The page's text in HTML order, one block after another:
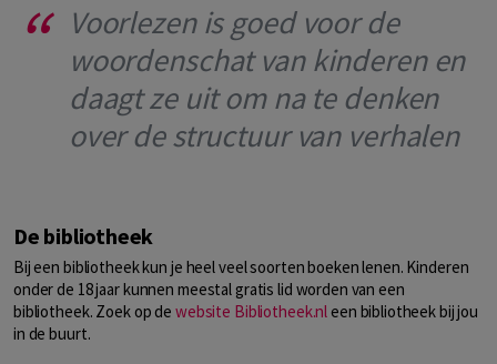
Voorlezen is goed voor de
woordenschat van kinderen en
daagt ze uit om na te denken
over de structuur van verhalen
De bibliotheek
Bij een bibliotheek kun je heel veel soorten boeken lenen. Kinderen
onder de 18 jaar kunnen meestal gratis lid worden van een
bibliotheek. Zoek op de website Bibliotheek.nleen bibliotheek bij jou
in de buurt.